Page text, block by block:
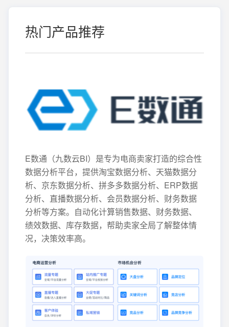
热门产品推荐
E数通（九数云BI）是专为电商卖家打造的综合性
数据分析平台，提供淘宝数据分析、天猫数据分
析、京东数据分析、拼多多数据分析、ERP数据
分析、直播数据分析、会员数据分析、财务数据
分析等方案。自动化计算销售数据、财务数据、
绩效数据、库存数据，帮助卖家全局了解整体情
况，决策效率高。